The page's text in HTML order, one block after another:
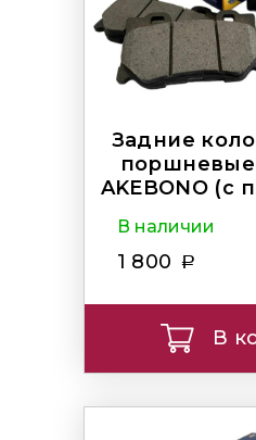
Задние
поршневые
AKEBONO (с
В наличии
1 800
В